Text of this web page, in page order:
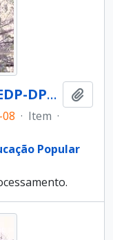
Ecologia : BR-SPIIEP_INF-EDP-DPS_ECO-023-08 [diapositivo]
08 · Item ·
Popular